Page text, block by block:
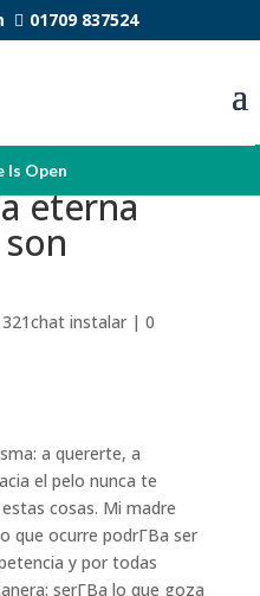
01709 837524
Is Open como
eterna
321chat instalar| 0
a quererte, a
el pelo nunca te
cosas. Mi madre
que ocurre podrГ­В­a ser
y por todas
serГ­В­a lo que goza